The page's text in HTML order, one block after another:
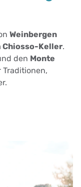
Weinbergen
Chiosso-Keller.
den Monte
Traditionen,